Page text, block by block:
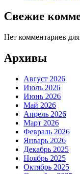
Свежие
Нет комментариев
Архивы
Август 2026
Июль 2026
Июнь 2026
Май 2026
Апрель 2026
Март 2026
Февраль 2026
Январь 2026
Декабрь 2025
Ноябрь 2025
Октябрь 2025